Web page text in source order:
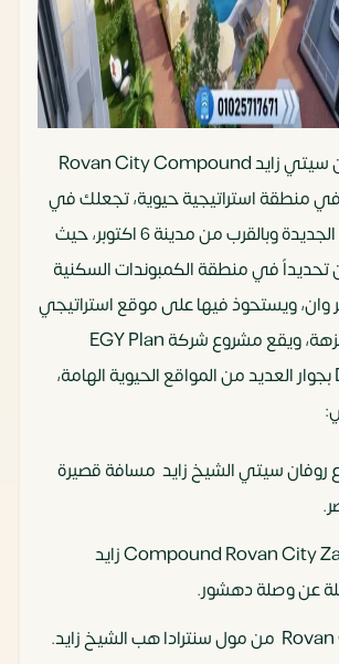
يقع كمبوند روفان سيتي زايد Rovan City Compound
Sheikh Zayed في منطقة استراتيجية حيوية، تجعلك في
مدينة الشيخ زايد الجديدة وبالقرب من مدينة 6 اكتوبر، حيث
تحديداً في منطقة الكمبوندات السكنية
وان، ويستحوذ فيها على موقع استراتيجي
من ناحية شارع النزهة، ويقع مشروع شركة EGY Plan
Developments بجوار العديد من المواقع الحيوية الهامة،
روفان سيتي الشيخ زايد مسافة قصيرة
تفصل Compound Rovan City Zayed زايد
عن وصلة دهشور.